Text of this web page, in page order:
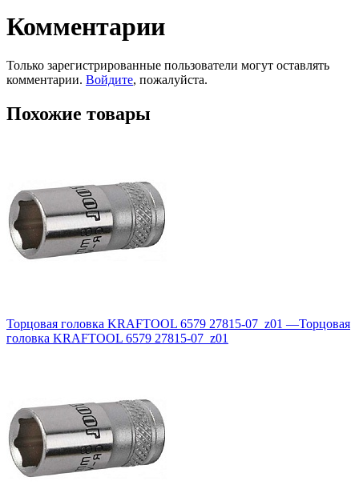
Комментарии
Только зарегистрированные пользователи могут оставлять
комментарии. Войдите, пожалуйста.
Похожие товары
Торцовая головка KRAFTOOL 6579 27815-07_z01 —Торцовая
головка KRAFTOOL 6579 27815-07_z01